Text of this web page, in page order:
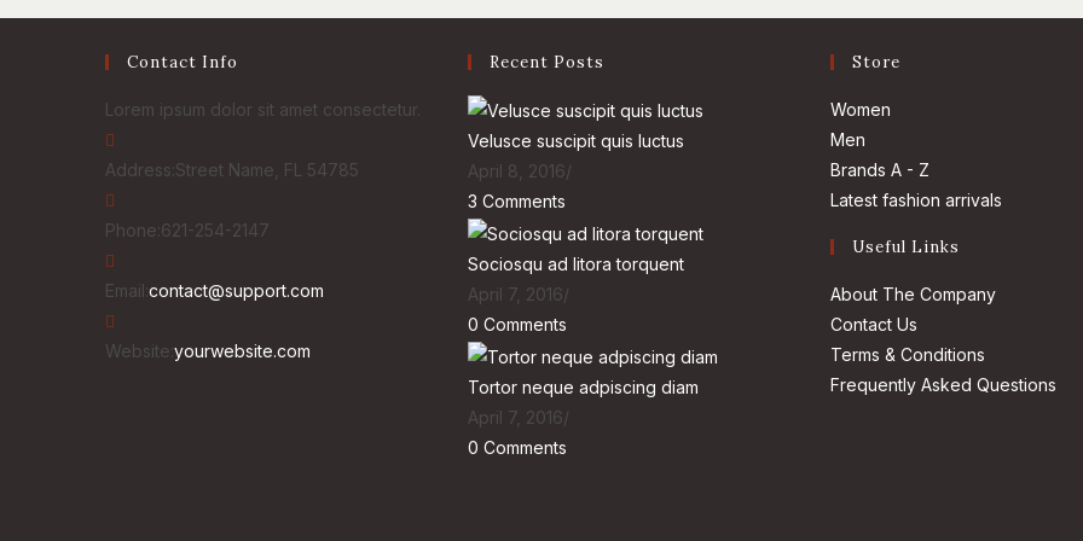
Contact Info
Lorem ipsum dolor sit amet consectetur.
Address:Street Name, FL 54785
Phone:621-254-2147
Email:contact@support.com
Website:yourwebsite.com
Recent Posts
Velusce suscipit quis luctus
April 8, 2016/
3 Comments
Sociosqu ad litora torquent
April 7, 2016/
0 Comments
Tortor neque adpiscing diam
April 7, 2016/
0 Comments
Store
Women
a
new
Men
in
a
tab
Brands A - Z
in
new
tab
Latest fashion arrivals
Useful Links
About The Company
Contact Us
Terms & Conditions
Frequently Asked Questions